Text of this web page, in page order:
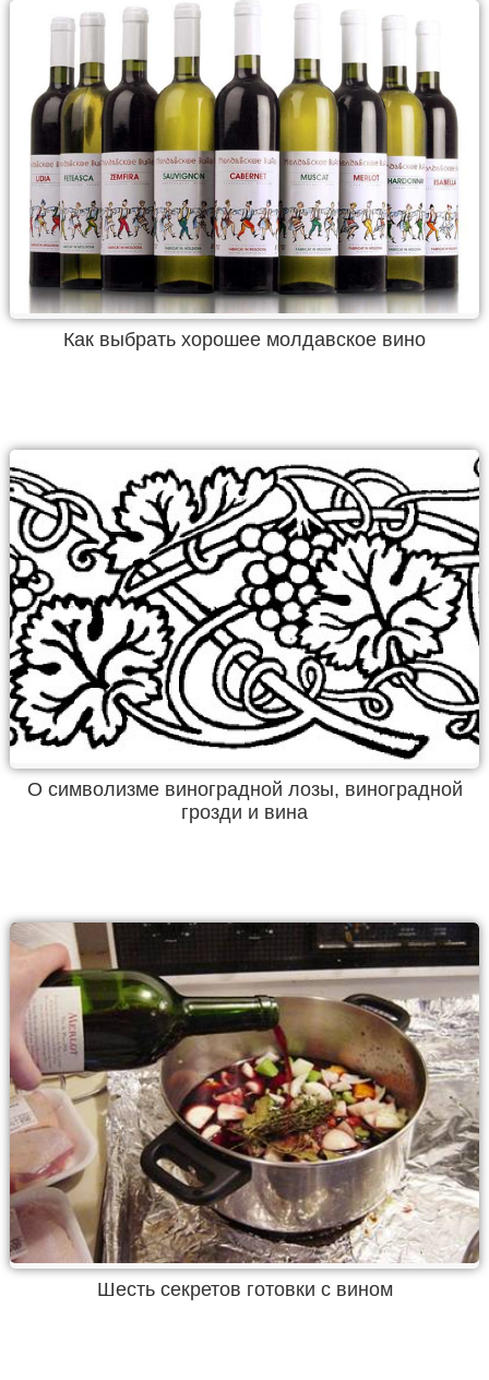
Как выбрать хорошее молдавское вино
О символизме виноградной лозы, виноградной
грозди и вина
Шесть секретов готовки с вином